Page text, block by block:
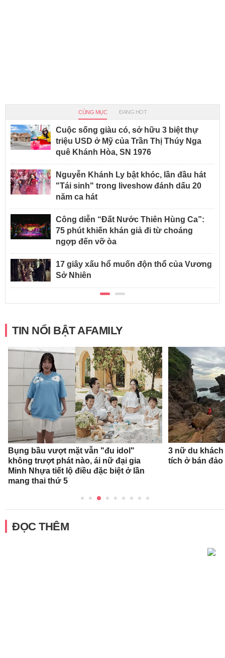
CÙNG MỤC ĐANG HOT
Cuộc sống giàu có, sở hữu 3 biệt thự
triệu USD ở Mỹ của Trần Thị Thúy Nga
quê Khánh Hòa, SN 1976
Nguyễn Khánh Ly bật khóc, lần đầu hát
"Tái sinh" trong liveshow đánh dấu 20
năm ca hát
Công diễn “Đất Nước Thiên Hùng Ca”:
75 phút khiến khán giả đi từ choáng
ngợp đến vỡ òa
17 giây xấu hổ muốn độn thổ của Vương
Sở Nhiên
TIN NỔI BẬT AFAMILY
Bụng bầu vượt mặt vẫn "đu idol"
không trượt phát nào, ái nữ đại gia
Minh Nhựa tiết lộ điều đặc biệt ở lần
mang thai thứ 5
3 nữ du
tích ở bán đảo
ĐỌC THÊM